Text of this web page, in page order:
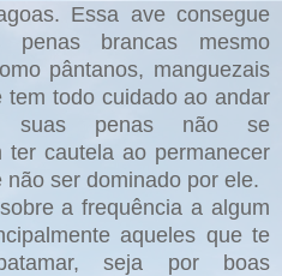
Essa ave consegue
penas brancas mesmo
pântanos, manguezais
todo cuidado ao andar
penas não se
ter cautela ao permanecer
ser dominado por ele.
a frequência a algum
aqueles que te
seja por boas